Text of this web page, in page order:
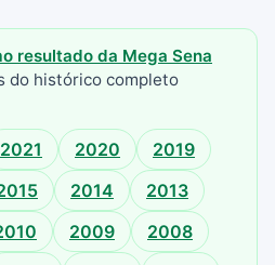
resultado da Mega Sena
do histórico completo
2021 2020
2019
2014
2013
2009
2008